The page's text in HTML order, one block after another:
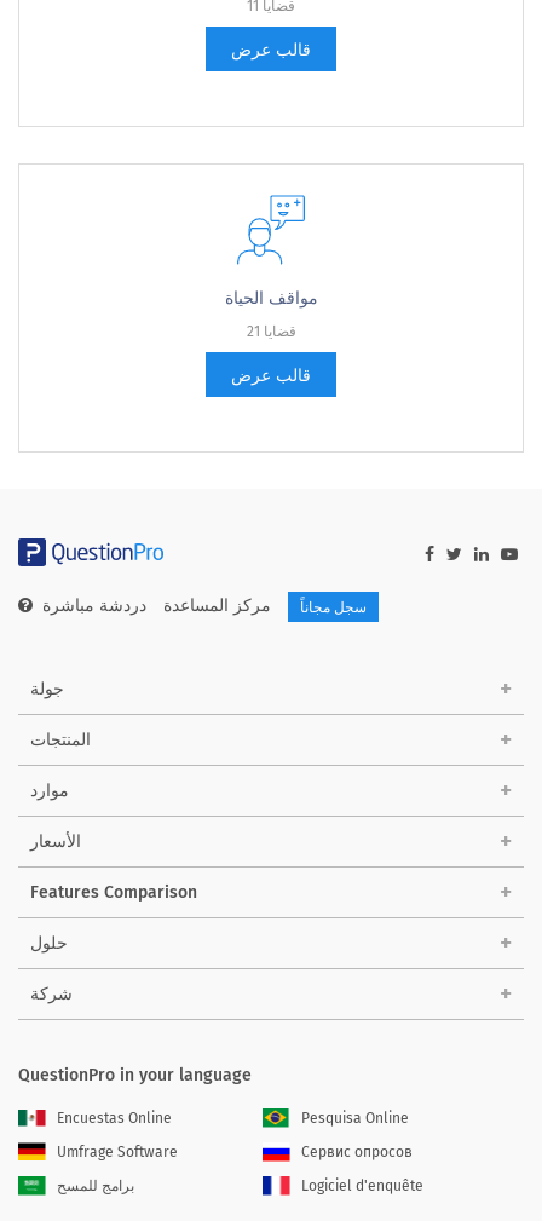
11 قضايا
قالب عرض
مواقف الحياة
21 قضايا
قالب عرض
مركز المساعدة دردشة مباشرة سجل مجاناً
جولة
المنتجات
موارد
الأسعار
Features Comparison
حلول
شركة
QuestionPro in your language
Encuestas Online
Pesquisa Online
Umfrage Software
Сервис опросов
برامج للمسح
Logiciel d'enquête